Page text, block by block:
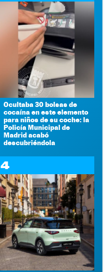
Ocultaba 30 bolsas de
cocaína en este elemento
para niños de su coche: la
Policía Municipal de
Madrid acabó
descubriéndola
4